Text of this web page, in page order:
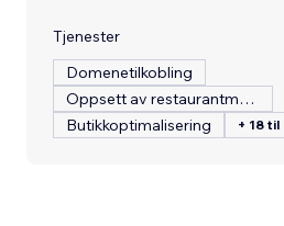
Tjenester
Domenetilkobling
Oppsett av restaurantmeny
Butikkoptimalisering
+ 18 til